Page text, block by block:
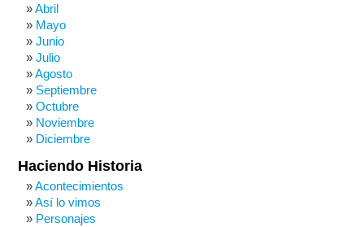
Abril
Mayo
Junio
Julio
Agosto
Septiembre
Octubre
Noviembre
Diciembre
Haciendo Historia
Acontecimientos
Así lo vimos
Personajes